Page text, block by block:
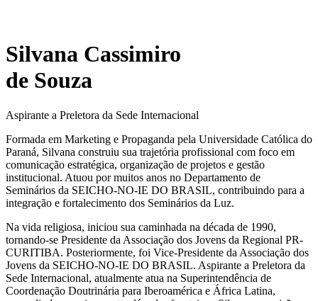
Silvana Cassimiro
de Souza
Aspirante a Preletora da Sede Internacional
Formada em Marketing e Propaganda pela Universidade Católica do
Paraná, Silvana construiu sua trajetória profissional com foco em
comunicação estratégica, organização de projetos e gestão
institucional. Atuou por muitos anos no Departamento de
Seminários da SEICHO-NO-IE DO BRASIL, contribuindo para a
integração e fortalecimento dos Seminários da Luz.
Na vida religiosa, iniciou sua caminhada na década de 1990,
tornando-se Presidente da Associação dos Jovens da Regional PR-
CURITIBA. Posteriormente, foi Vice-Presidente da Associação dos
Jovens da SEICHO-NO-IE DO BRASIL. Aspirante a Preletora da
Sede Internacional, atualmente atua na Superintendência de
Coordenação Doutrinária para Iberoamérica e África Latina,